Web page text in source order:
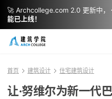
首页 建筑设计 住宅建筑设计
让·努维尔为新一代
🚀 Archcollege.com 2.0 更新中，
能已上线！